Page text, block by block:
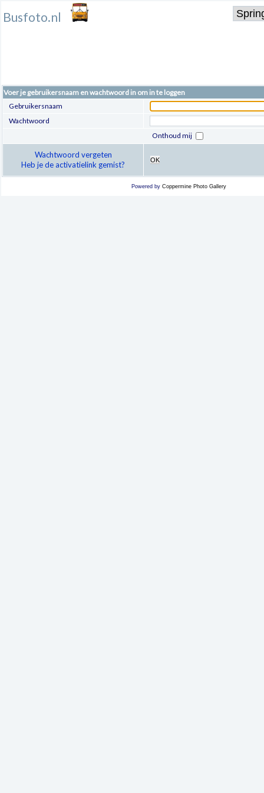
Busfoto.nl
Voer je gebruikersnaam en wachtwoord in om in te loggen
Gebruikersnaam
Wachtwoord
Onthoud mij
Wachtwoord vergeten
Heb je de activatielink gemist?
OK
Powered by Coppermine Photo Gallery